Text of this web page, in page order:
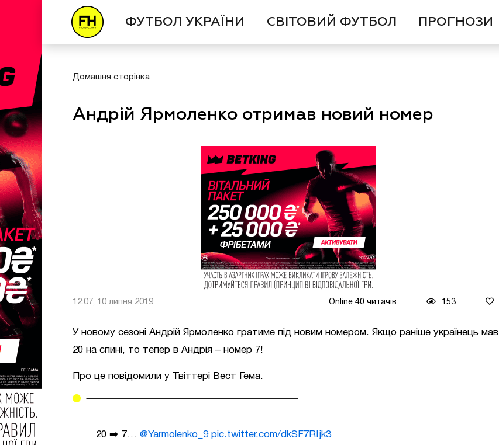
ФУТБОЛ УКРАЇНИ СВІТОВИЙ ФУТБОЛ ПРОГНОЗИ
Домашня сторінка
Андрій Ярмоленко отримав новий номер
12:07, 10 липня 2019 Online 40 читачів 153
У новому сезоні Андрій Ярмоленко гратиме під новим номером. Якщо раніше українець мав
20 на спині, то тепер в Андрія – номер 7!
Про це повідомили у Твіттері Вест Гема.
20 ➡️ 7… @Yarmolenko_9 pic.twitter.com/dkSF7RIjk3